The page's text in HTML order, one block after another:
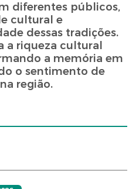
diferentes públicos,
cultural e
dessas tradições.
a riqueza cultural
a memória em
o sentimento de
região.